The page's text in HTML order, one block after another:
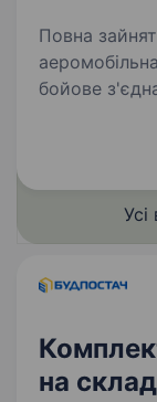
Повна зайнятість. ПРО
бойове
Усі
на склад